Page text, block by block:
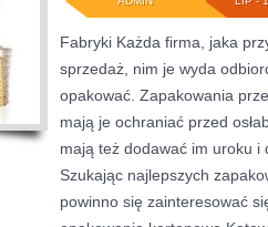
Fabryki Każda firma, jaka
sprzedaż, nim je wyda
opakować. Zapakowania
mają je ochraniać przed
mają też dodawać im uroku i
Szukając najlepszych
powinno się zainteresować